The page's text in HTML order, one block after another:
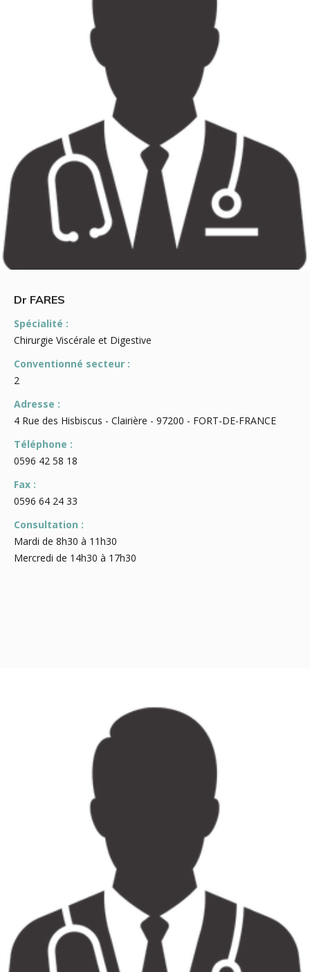
Dr FARES
Spécialité :
Chirurgie Viscérale et Digestive
Conventionné secteur :
2
Adresse :
4 Rue des Hisbiscus - Clairière - 97200 - FORT-DE-FRANCE
Téléphone :
0596 42 58 18
Fax :
0596 64 24 33
Consultation :
Mardi de 8h30 à 11h30
Mercredi de 14h30 à 17h30